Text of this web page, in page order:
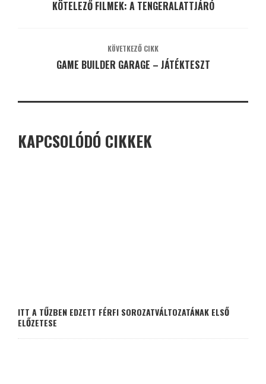
KÖTELEZŐ FILMEK: A TENGERALATTJÁRÓ
KÖVETKEZŐ CIKK
GAME BUILDER GARAGE – JÁTÉKTESZT
KAPCSOLÓDÓ CIKKEK
ITT A TŰZBEN EDZETT FÉRFI SOROZATVÁLTOZATÁNAK ELSŐ
ELŐZETESE